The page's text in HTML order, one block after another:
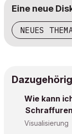
Eine neue
NEUES
Wie kann
Visualisierung